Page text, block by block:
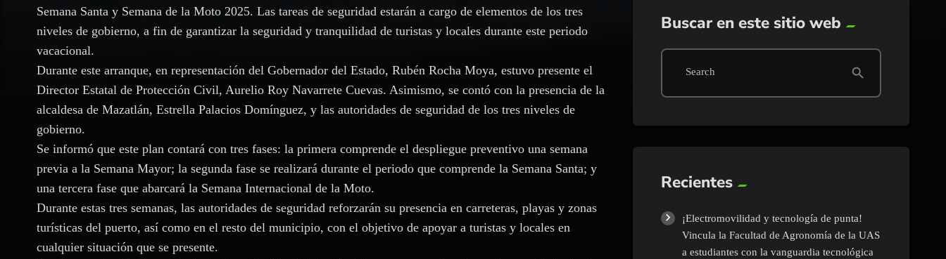
Semana Santa y Semana de la Moto 2025. Las tareas de seguridad estarán a cargo de elementos de los tres
niveles de gobierno, a fin de garantizar la seguridad y tranquilidad de turistas y locales durante este periodo
vacacional.
Durante este arranque, en representación del Gobernador del Estado, Rubén Rocha Moya, estuvo presente el
Director Estatal de Protección Civil, Aurelio Roy Navarrete Cuevas. Asimismo, se contó con la presencia de la
alcaldesa de Mazatlán, Estrella Palacios Domínguez, y las autoridades de seguridad de los tres niveles de
gobierno.
Se informó que este plan contará con tres fases: la primera comprende el despliegue preventivo una semana
previa a la Semana Mayor; la segunda fase se realizará durante el periodo que comprende la Semana Santa; y
una tercera fase que abarcará la Semana Internacional de la Moto.
Durante estas tres semanas, las autoridades de seguridad reforzarán su presencia en carreteras, playas y zonas
turísticas del puerto, así como en el resto del municipio, con el objetivo de apoyar a turistas y locales en
cualquier situación que se presente.
Buscar en este sitio web
Search search
Recientes
¡Electromovilidad y tecnología de punta!
Vincula la Facultad de Agronomía de la UAS
a estudiantes con la vanguardia tecnológica